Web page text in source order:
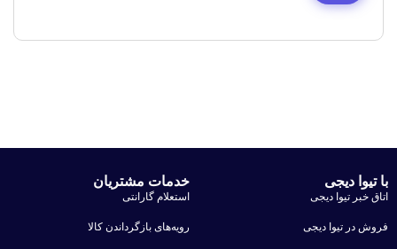
با تیوا دیجی
اتاق خبر تیوا دیجی
فروش در تیوا دیجی
خدمات مشتریان
استعلام گارانتی
رویه‌های بازگرداندن کالا